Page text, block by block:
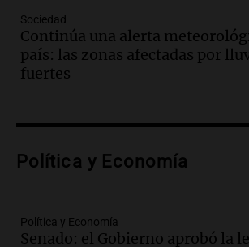
avanza con testimonios
accidente en Villa Dolores
Panorama Federal
tributo todos los jueves
Episodios
sea, va a ser lindo”
La Cadena del Gol
Sociedad
Continúa una alerta
país: las zonas afectadas por
fuertes
Política y Economía
Política y Economía
Senado: el Gobierno aprobó la